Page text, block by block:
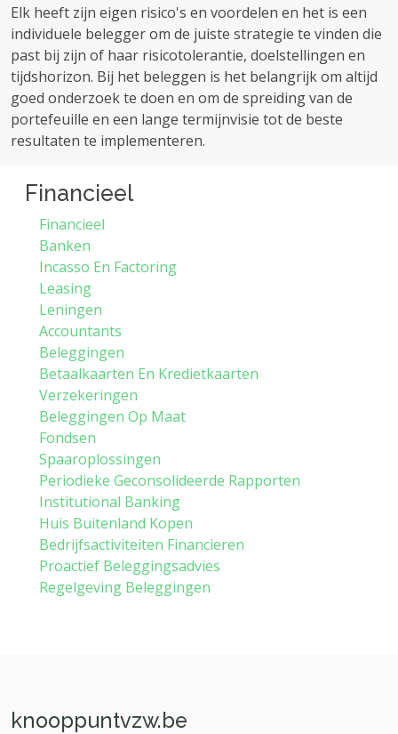
Elk heeft zijn eigen risico's en voordelen en het is een
individuele belegger om de juiste strategie te vinden die
past bij zijn of haar risicotolerantie, doelstellingen en
tijdshorizon. Bij het beleggen is het belangrijk om altijd
goed onderzoek te doen en om de spreiding van de
portefeuille en een lange termijnvisie tot de beste
resultaten te implementeren.
Financieel
Financieel
Banken
Incasso En Factoring
Leasing
Leningen
Accountants
Beleggingen
Betaalkaarten En Kredietkaarten
Verzekeringen
Beleggingen Op Maat
Fondsen
Spaaroplossingen
Periodieke Geconsolideerde Rapporten
Institutional Banking
Huis Buitenland Kopen
Bedrijfsactiviteiten Financieren
Proactief Beleggingsadvies
Regelgeving Beleggingen
knooppuntvzw.be